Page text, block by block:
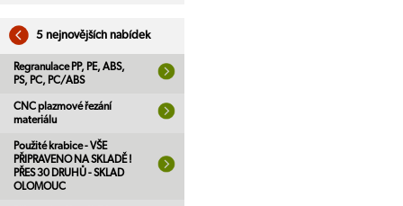
5 nejnovějších nabídek
Regranulace PP, PE, ABS,
PS, PC, PC/ABS
CNC plazmové řezání
materiálu
Použité krabice - VŠE
PŘIPRAVENO NA SKLADĚ !
PŘES 30 DRUHŮ - SKLAD
OLOMOUC